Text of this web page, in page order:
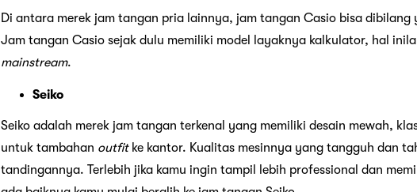
Di antara merek jam tangan pria lainnya, jam tangan Casio bisa dibilang
Jam tangan Casio sejak dulu memiliki model layaknya kalkulator, hal
mainstream.
Seiko
Seiko adalah merek jam tangan terkenal yang memiliki desain mewah,
untuk tambahan outfit ke kantor. Kualitas mesinnya yang tangguh dan
tandingannya. Terlebih jika kamu ingin tampil lebih professional dan